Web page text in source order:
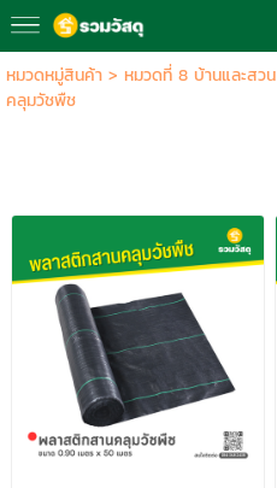
หมวดหมู่สินค้า> หมวดที่ 8 บ้านและสวน
คลุมวัชพืช